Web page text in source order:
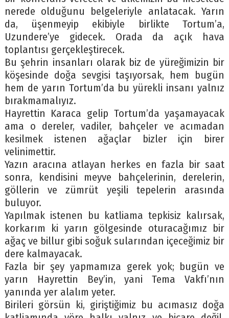
nerede olduğunu belgeleriyle anlatacak. Yarın
da, üşenmeyip ekibiyle birlikte Tortum’a,
Uzundere’ye gidecek. Orada da açık hava
toplantısı gerçekleştirecek.
Bu şehrin insanları olarak biz de yüreğimizin bir
köşesinde doğa sevgisi taşıyorsak, hem bugün
hem de yarın Tortum’da bu yürekli insanı yalnız
bırakmamalıyız.
Hayrettin Karaca gelip Tortum’da yaşamayacak
ama o dereler, vadiler, bahçeler ve acımadan
kesilmek istenen ağaçlar bizler için birer
velinimettir.
Yazın aracına atlayan herkes en fazla bir saat
sonra, kendisini meyve bahçelerinin, derelerin,
göllerin ve zümrüt yeşili tepelerin arasında
buluyor.
Yapılmak istenen bu katliama tepkisiz kalırsak,
korkarım ki yarın gölgesinde oturacağımız bir
ağaç ve billur gibi soğuk sularından içeceğimiz bir
dere kalmayacak.
Fazla bir şey yapmamıza gerek yok; bugün ve
yarın Hayrettin Bey’in, yani Tema Vakfı’nın
yanında yer alalım yeter.
Birileri görsün ki, giriştiğimiz bu acımasız doğa